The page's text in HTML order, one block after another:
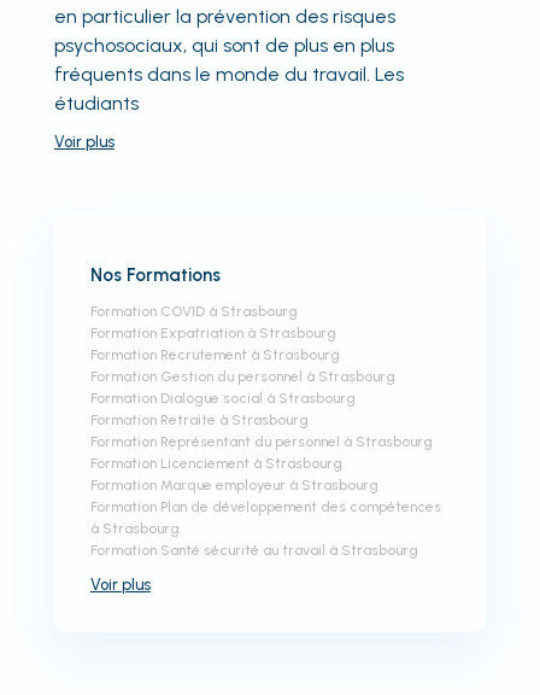
en particulier la prévention des risques
psychosociaux, qui sont de plus en plus
fréquents dans le monde du travail. Les
étudiants
Voir plus
Nos Formations
Formation COVID à Strasbourg
Formation Expatriation à Strasbourg
Formation Recrutement à Strasbourg
Formation Gestion du personnel à Strasbourg
Formation Dialogue social à Strasbourg
Formation Retraite à Strasbourg
Formation Représentant du personnel à Strasbourg
Formation Licenciement à Strasbourg
Formation Marque employeur à Strasbourg
Formation Plan de développement des compétences
à Strasbourg
Formation Santé sécurité au travail à Strasbourg
Voir plus